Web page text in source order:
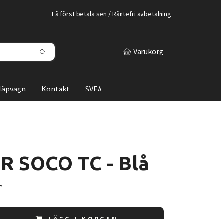
Få först betala sen / Räntefri avbetalning
Varukorg
Kontakt SVEA
SOCO TC - Blå